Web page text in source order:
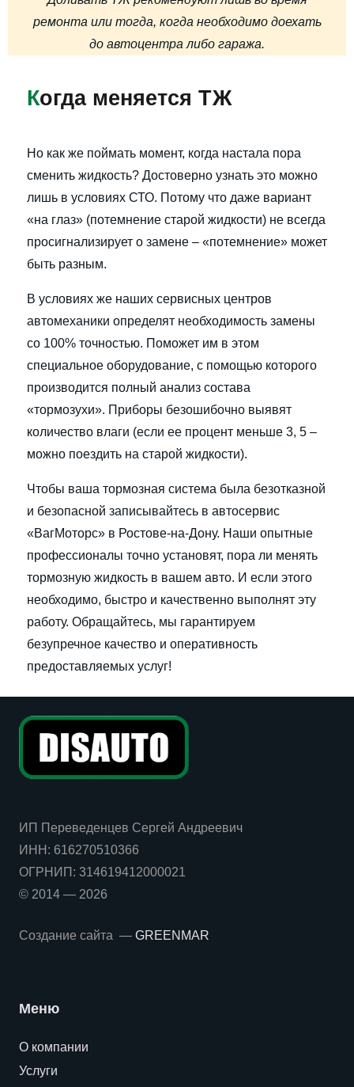
ремонта или тогда, когда необходимо доехать
до автоцентра либо гаража.
Когда меняется ТЖ
Но как же поймать момент, когда настала пора
сменить жидкость? Достоверно узнать это можно
лишь в условиях СТО. Потому что даже вариант
«на глаз» (потемнение старой жидкости) не всегда
просигнализирует о замене – «потемнение» может
быть разным.
В условиях же наших сервисных центров
автомеханики определят необходимость замены
со 100% точностью. Поможет им в этом
специальное оборудование, с помощью которого
производится полный анализ состава
«тормозухи». Приборы безошибочно выявят
количество влаги (если ее процент меньше 3, 5 –
можно поездить на старой жидкости).
Чтобы ваша тормозная система была безотказной
и безопасной записывайтесь в автосервис
«ВагМоторс» в Ростове-на-Дону. Наши опытные
профессионалы точно установят, пора ли менять
тормозную жидкость в вашем авто. И если этого
необходимо, быстро и качественно выполнят эту
работу. Обращайтесь, мы гарантируем
безупречное качество и оперативность
предоставляемых услуг!
ИП Переведенцев Сергей Андреевич
ИНН: 616270510366
ОГРНИП: 314619412000021
© 2014 — 2026
Создание сайта — GREENMAR
Меню
О компании
Услуги